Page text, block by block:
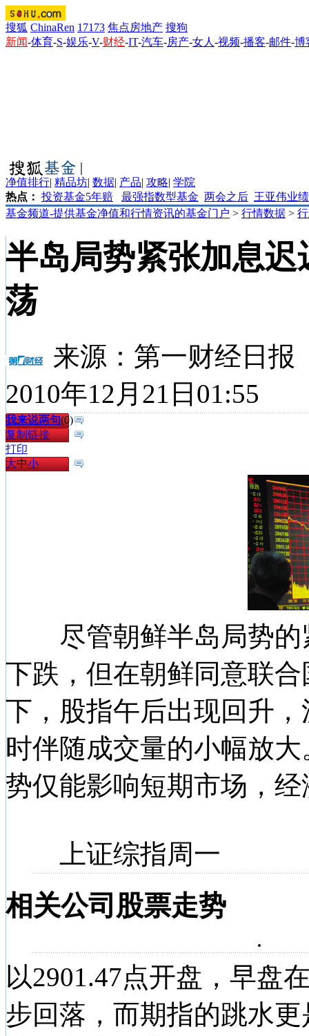
搜狐 ChinaRen 17173 焦点房地产 搜狗
新闻-体育-S-娱乐-V-财经-IT-汽车-房产-女人 -视频-播客-邮件-博
净值排行| 精品坊| 数据| 产品| 攻略| 学院
热点： 投资基金5年赔 最强指数型基金 两会之后 王亚伟业
基金频道-提供基金净值和行情资讯的基金门户 > 行情数据 >
半岛局势紧张加息
荡
来源： 第一财经日报
2010年12月21日01:55
我来说两句(0)
复制链接
打印
大中小
尽管朝鲜半岛局势的
下跌，但在朝鲜同意联
下，股指午后出现回升
时伴随成交量的小幅放
势仅能影响短期市场，
上证综指周一
相关公司股票走势
以2901.47点开盘，早盘
步回落，而期指的跳水